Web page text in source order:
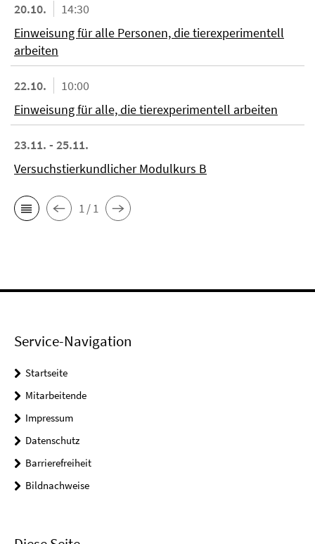
20.10.
14:30
Einweisung für alle Personen, die tierexperimentell
arbeiten
22.10.
10:00
Einweisung für alle, die tierexperimentell arbeiten
23.11. - 25.11.
Versuchstierkundlicher Modulkurs B
1 / 1
Service-Navigation
Startseite
Mitarbeitende
Impressum
Datenschutz
Barrierefreiheit
Bildnachweise